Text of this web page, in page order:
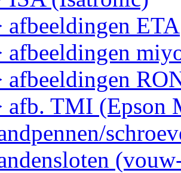
afbeeldingen ETA
afbeeldingen
afbeeldingen
afb. TMI (Epson